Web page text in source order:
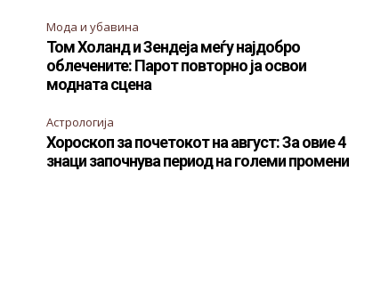
Мода и убавина
Том Холанд и Зендеја меѓу најдобро
облечените: Парот повторно ја освои
модната сцена
Астрологија
Хороскоп за почетокот на август: За овие 4
знаци започнува период на големи промени